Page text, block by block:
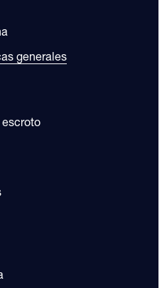
generales